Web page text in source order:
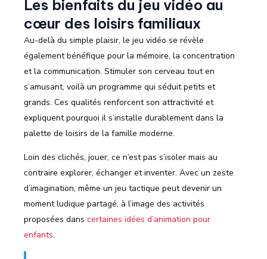
Les bienfaits du jeu vidéo au
cœur des loisirs familiaux
Au-delà du simple plaisir, le jeu vidéo se révèle
également bénéfique pour la mémoire, la concentration
et la communication. Stimuler son cerveau tout en
s’amusant, voilà un programme qui séduit petits et
grands. Ces qualités renforcent son attractivité et
expliquent pourquoi il s’installe durablement dans la
palette de loisirs de la famille moderne.
Loin des clichés, jouer, ce n’est pas s’isoler mais au
contraire explorer, échanger et inventer. Avec un zeste
d’imagination, même un jeu tactique peut devenir un
moment ludique partagé, à l’image des activités
proposées dans certaines idées d’animation pour
enfants.